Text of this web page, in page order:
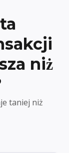
niż
taniej niż